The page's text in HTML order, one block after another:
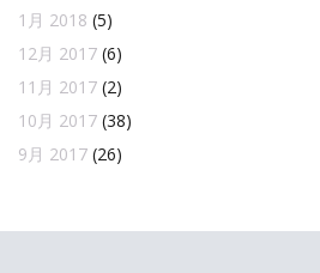
1月 2018 (5)
12月 2017 (6)
11月 2017 (2)
10月 2017 (38)
9月 2017 (26)